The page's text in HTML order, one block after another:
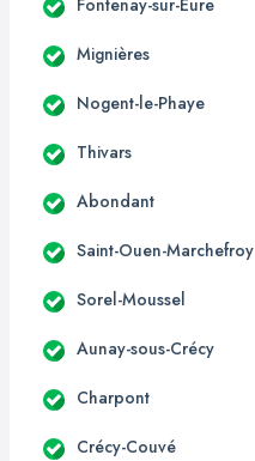
Mignières
Nogent-le-Phaye
Thivars
Abondant
Saint-Ouen-Marchefroy
Sorel-Moussel
Aunay-sous-Crécy
Charpont
Crécy-Couvé